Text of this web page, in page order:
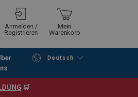
Anmelden /
Registrieren
Mein
Warenkorb
Deutsch
Zur Kasse
🛒